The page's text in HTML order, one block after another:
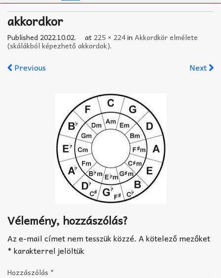
Zeneiskolák
Zeneszerzés alapjai
Akkord-kotta
akkordkor
Published 2022.10.02. at 225 × 224in Akkordkör elmélete
(skálákból képezhető akkordok).
Previous Next
Vélemény, hozzászólás?
Az e-mail címet nem tesszük közzé. A kötelező mezőket
*karakterrel jelöltük
Hozzászólás *